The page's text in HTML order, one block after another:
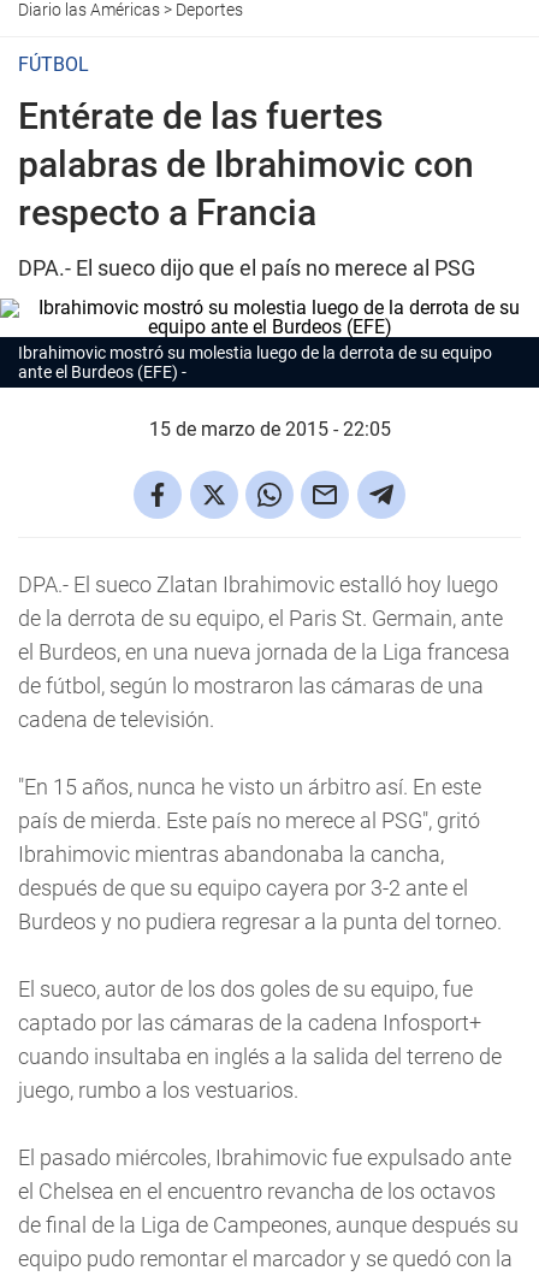
Diario las Américas> Deportes
FÚTBOL
Entérate de las fuertes
palabras de Ibrahimovic con
respecto a Francia
DPA.- El sueco dijo que el país no merece al PSG
Ibrahimovic mostró su molestia luego de la derrota de su equipo
ante el Burdeos (EFE)
15 de marzo de 2015 - 22:05
DPA.- El sueco Zlatan Ibrahimovic estalló hoy luego
de la derrota de su equipo, el Paris St. Germain, ante
el Burdeos, en una nueva jornada de la Liga francesa
de fútbol, según lo mostraron las cámaras de una
cadena de televisión.
"En 15 años, nunca he visto un árbitro así. En este
país de mierda. Este país no merece al PSG", gritó
Ibrahimovic mientras abandonaba la cancha,
después de que su equipo cayera por 3-2 ante el
Burdeos y no pudiera regresar a la punta del torneo.
El sueco, autor de los dos goles de su equipo, fue
captado por las cámaras de la cadena Infosport+
cuando insultaba en inglés a la salida del terreno de
juego, rumbo a los vestuarios.
El pasado miércoles, Ibrahimovic fue expulsado ante
el Chelsea en el encuentro revancha de los octavos
de final de la Liga de Campeones, aunque después su
equipo pudo remontar el marcador y se quedó con la